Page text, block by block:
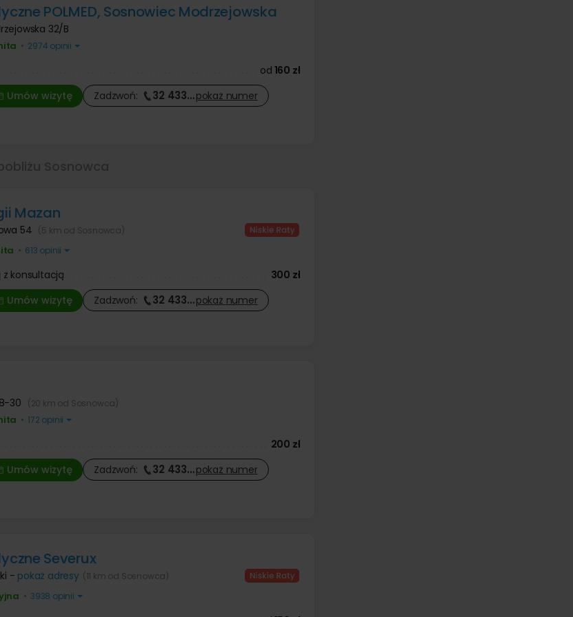
POLMED, Sosnowiec Modrzejowska
32/B
• 2974 opinii
od 160 zł
Umów wizytę Zadzwoń: 32 433…pokaż numer
Mazan
54 (5 km od Sosnowca)
• 613 opinii
z konsultacją
300 zł
Umów wizytę Zadzwoń: 32 433…pokaż numer
30 (20 km od Sosnowca)
• 172 opinii
200 zł
Umów wizytę Zadzwoń: 32 433…pokaż numer
Severux
- pokaż adresy (11 km od Sosnowca)
• 3938 opinii